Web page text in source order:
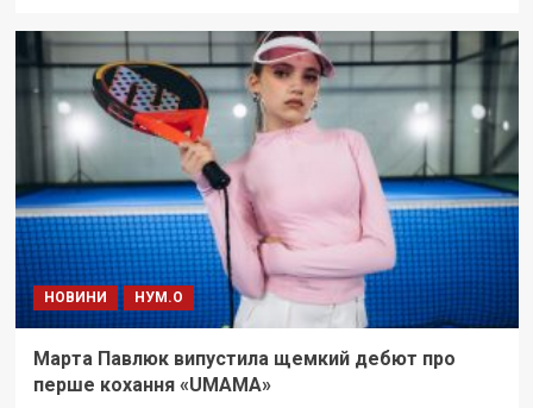
НОВИНИ НУМ.О
Марта Павлюк випустила щемкий дебют про
перше кохання «UМАМА»